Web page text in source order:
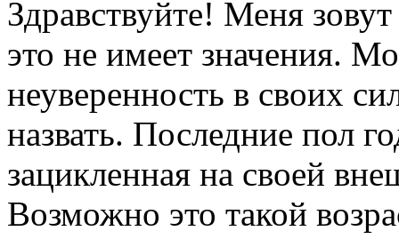
Здравствуйте! Меня
это не имеет значения.
неуверенность в своих
назвать. Последние пол
зацикленная на своей
Возможно это такой